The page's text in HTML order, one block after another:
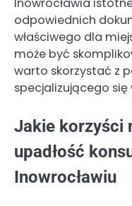
Inowrocławia
odpowiednich
właściwego dla
może być
warto skorzystać z
specjalizującego
Jakie korzyści
upadłość
Inowrocławiu